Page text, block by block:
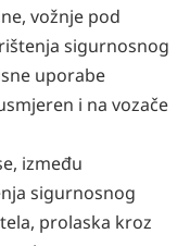
vožnje pod
sigurnosnog
uporabe
i na vozače
između
sigurnosnog
prolaska kroz